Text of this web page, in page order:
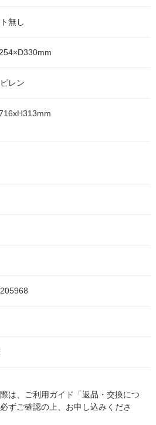
無し
レン
は、ご利用ガイド「返品・交換につ
ずご確認の上、お申し込みくださ